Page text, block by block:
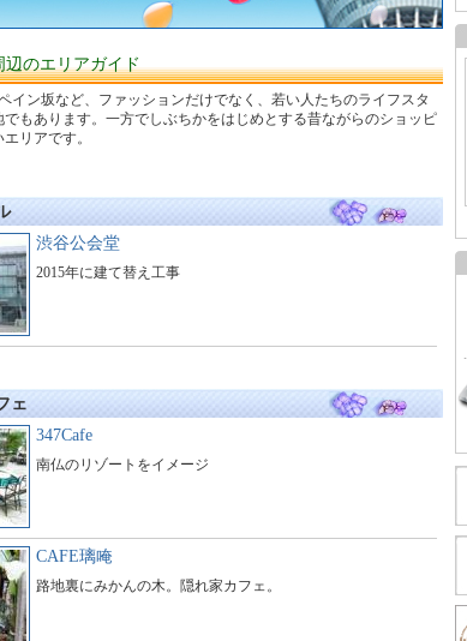
辺のエリアガイド
イン坂など、ファッションだけでなく、若い人たちのライフスタ
もあります。一方でしぶちかをはじめとする昔ながらのショッピ
リアです。
渋谷公会堂
2015年に建て替え工事
ェ
347Cafe
南仏のリゾートをイメージ
CAFE璃唵
路地裏にみかんの木。隠れ家カフェ。